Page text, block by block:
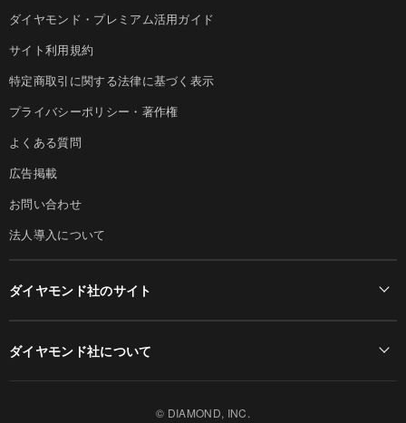
ダイヤモンド・プレミアム活用ガイド
サイト利用規約
特定商取引に関する法律に基づく表示
プライバシーポリシー・著作権
よくある質問
広告掲載
お問い合わせ
法人導入について
ダイヤモンド社のサイト
ダイヤモンド社について
© DIAMOND, INC.